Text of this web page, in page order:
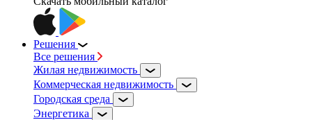
Решения
Все решения
Жилая недвижимость
Коммерческая недвижимость
Городская среда
Энергетика